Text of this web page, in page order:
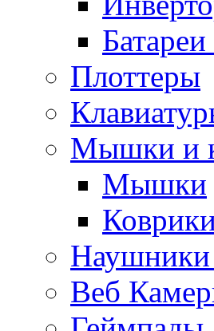
Плоттеры
Мышки и
Мышки
Наушники
Веб